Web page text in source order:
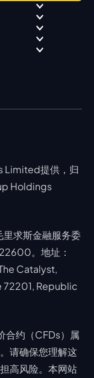
Limited提供，归
Holdings
求斯金融服务委
。地址：
Catalyst,
Republic
合约（CFDs）属
请确保您理解这
高风险。本网站